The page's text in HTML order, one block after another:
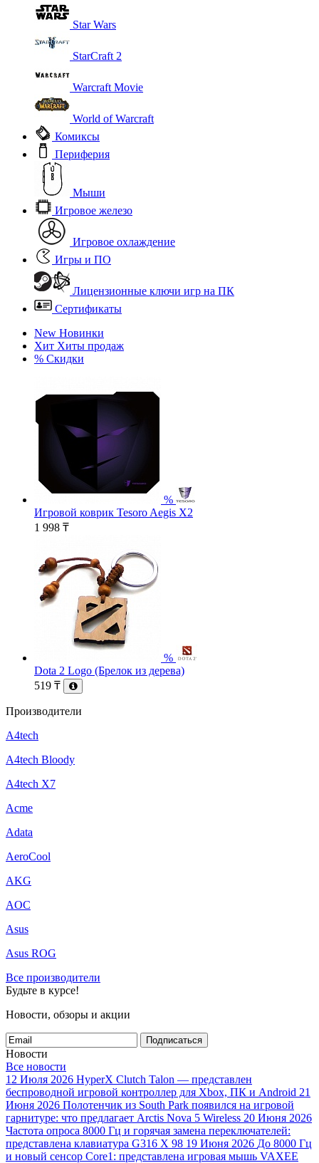
Star Wars
StarCraft 2
Warcraft Movie
World of Warcraft
Комиксы
Периферия
Мыши
Игровое железо
Игровое охлаждение
Игры и ПО
Лицензионные ключи игр на ПК
Сертификаты
New Новинки
Хит Хиты продаж
% Скидки
%
Игровой коврик Tesoro Aegis X2
1 998 ₸
%
Dota 2 Logo (Брелок из дерева)
519 ₸
Производители
A4tech
A4tech Bloody
A4tech X7
Acme
Adata
AeroCool
AKG
AOC
Asus
Asus ROG
Все производители
Будьте в курсе!
Новости, обзоры и акции
Подписаться
Новости
Все новости
12 Июля 2026 HyperX Clutch Talon — представлен
беспроводной игровой контроллер для Xbox, ПК и Android 21
Июня 2026 Полотенчик из South Park появился на игровой
гарнитуре: что предлагает Arctis Nova 5 Wireless 20 Июня 2026
Частота опроса 8000 Гц и горячая замена переключателей:
представлена клавиатура G316 X 98 19 Июня 2026 До 8000 Гц
и новый сенсор Core1: представлена игровая мышь VAXEE